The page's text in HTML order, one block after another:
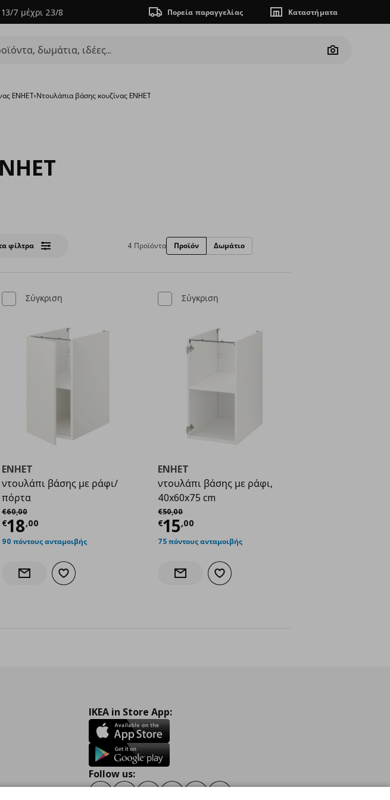
7 μέχρι 23/8 Πορεία παραγγελίας Καταστήματα
Camera
ENHET›Ντουλάπια βάσης κουζίνας ENHET
φίλτρα 4 Προϊόντα Προϊόν Δωμάτιο
Σύγκριση
ENHET
ντουλάπι βάσης με ράφι/
πόρτα
€60,00
Αρχική τιμή
€18,00
Τρέχουσα τιμή € 18,00
90 πόντους ανταμοιβής
Ενημέρωση διαθεσιμότητας
Προσθήκη στα αγαπημένα
Σύγκριση
ENHET
ντουλάπι βάσης με ράφι,
40x60x75 cm
€50,00
Αρχική τιμή
€15,00
Τρέχουσα τιμή
75 πόντους ανταμοιβής
Ενημέρωση διαθεσιμότητας
Προσθήκη στα αγαπημένα
IKEA in Store App:
Follow us: